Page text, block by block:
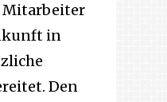
Mitarbeiter
in
Den